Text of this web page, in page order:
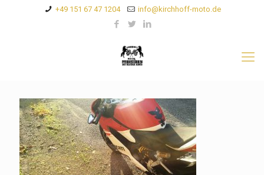
+49 151 67 47 1204 info@kirchhoff-moto.de